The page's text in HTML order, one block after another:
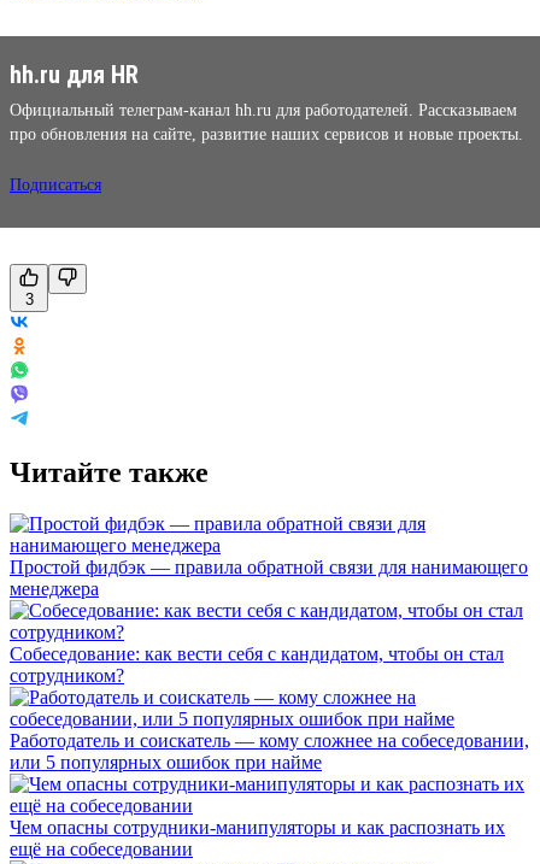
hh.ru для HR
Официальный телеграм-канал hh.ru для работодателей. Рассказываем
про обновления на сайте, развитие наших сервисов и новые проекты.
Подписаться
3
Читайте также
Простой фидбэк — правила обратной связи для нанимающего
менеджера
Собеседование: как вести себя с кандидатом, чтобы он стал
сотрудником?
Работодатель и соискатель — кому сложнее на собеседовании,
или 5 популярных ошибок при найме
Чем опасны сотрудники-манипуляторы и как распознать их
ещё на собеседовании